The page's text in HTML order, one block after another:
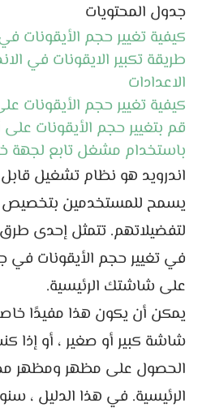
جدول المحتويات
كيفية تغيير حجم الأيقونات
طريقة تكبير الايقونات في
الاعدادات
كيفية تغيير حجم الأيقونات
قم بتغيير حجم الأيقونات
باستخدام مشغل تابع لجهة
اندرويد هو نظام تشغيل قابل
يسمح للمستخدمين بتخصيص
لتفضيلاتهم. تتمثل إحدى
في تغيير حجم الأيقونات في
على شاشتك الرئيسية.
يمكن أن يكون هذا مفيدًا
شاشة كبير أو صغير ، أو إذا
الحصول على مظهر ومظهر
الرئيسية. في هذا الدليل ،